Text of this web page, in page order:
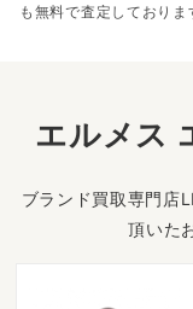
も無料で査定しており
エルメス
ブランド買取専門店
頂いた